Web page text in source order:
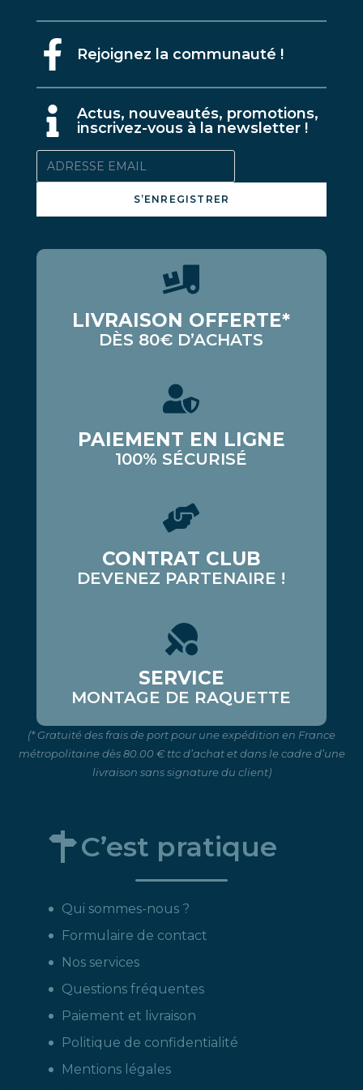
Rejoignez la communauté !
Actus, nouveautés, promotions,
inscrivez-vous à la newsletter !
S’ENREGISTRER
LIVRAISON OFFERTE*
DÈS 80€ D’ACHATS
PAIEMENT EN LIGNE
100% SÉCURISÉ
CONTRAT CLUB
DEVENEZ PARTENAIRE !
SERVICE
MONTAGE DE RAQUETTE
(* Gratuité des frais de port pour une expédition en France
métropolitaine dès 80.00 € ttc d’achat et dans le cadre d’une
livraison sans signature du client)
C’est pratique
Qui sommes-nous ?
Formulaire de contact
Nos services
Questions fréquentes
Paiement et livraison
Politique de confidentialité
Mentions légales